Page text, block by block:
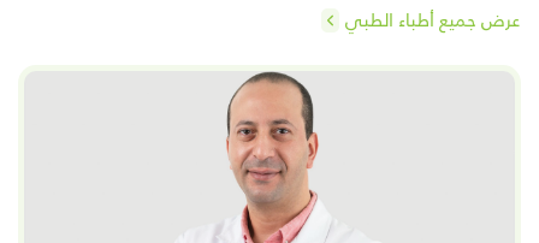
عرض جميع أطباء الطبي